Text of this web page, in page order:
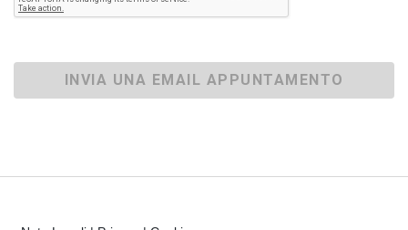
INVIA UNA EMAIL APPUNTAMENTO